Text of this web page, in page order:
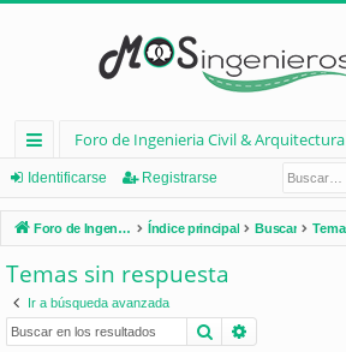
nl
ac
es
rá
pi
Foro de Ingenieria Civil & Arquitectura
Identificarse Registrarse
Foro de Ingenieria Civil & Arquitectura Índice principal Buscar
Temas sin respuesta
Ir a búsqueda avanzada
Buscar